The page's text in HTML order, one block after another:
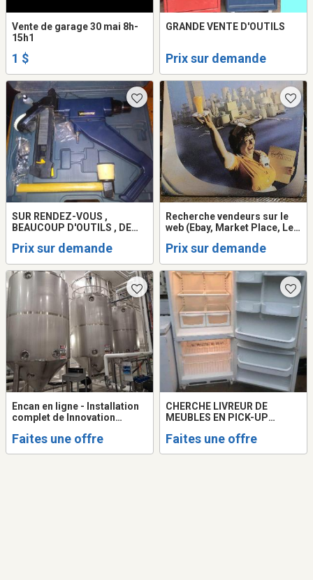
Vente de garage 30 mai 8h-
15h1
1 $
GRANDE VENTE D'OUTILS
Prix sur demande
SUR RENDEZ-VOUS ,
BEAUCOUP D'OUTILS , DE
Prix sur demande
Recherche vendeurs sur le
web (Ebay, Market Place, Les
Prix sur demande
Encan en ligne - Installation
complet de Innovation
Quebec. Termine le 16
septembre de 11h00 a 15h00.
Faites une offre
CHERCHE LIVREUR DE
MEUBLES EN PICK-UP
Faites une offre